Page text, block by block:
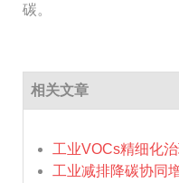
碳。
相关文章
工业VOCs精细化
工业减排降碳协同